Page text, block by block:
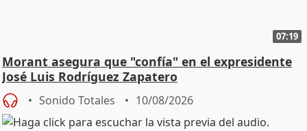
07:19
Morant asegura que "confía" en el expresidente
José Luis Rodríguez Zapatero
Sonido Totales 10/08/2026